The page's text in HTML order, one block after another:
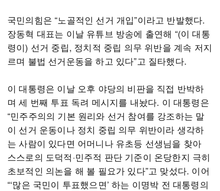
국민의힘은 “노골적인 선거 개입”이라고 반발했다.
장동혁 대표는 이날 유튜브 방송에 출연해 “(이 대통
령이) 선거 중립, 정치적 중립 의무 위반을 계속 저지
르며 불법 선거운동을 하고 있다”고 질타했다.
이 대통령은 이날 오후 야당의 비판을 직접 반박하
며 세 번째 투표 독려 메시지를 내놨다. 이 대통령은
“민주주의의 기본 원리와 선거 참여를 강조하는 말
이 선거 운동이나 정치 중립 의무 위반이라 생각하
는 사람이 있다면 어머니나 유초등 선생님을 찾아
스스로의 도덕적·민주적 판단 기준이 온당한지 극히
초보적인 의논을 해 볼 필요가 있다”고 맞섰다. 이어
“‘많은 국민이 투표했으면’ 하는 이명박 전 대통령의